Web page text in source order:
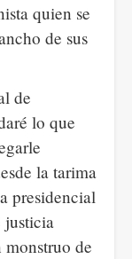
quien se
de sus
de
lo que
la tarima
presidencial
justicia
monstruo de